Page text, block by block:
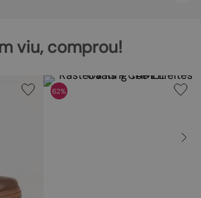
viu, comprou!
62%